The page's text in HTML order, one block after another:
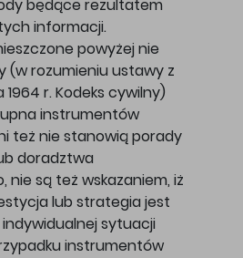
będące rezultatem
informacji.
powyżej nie
(w rozumieniu ustawy z
r. Kodeks cywilny)
instrumentów
też nie stanowią porady
doradztwa
nie są też wskazaniem, iż
lub strategia jest
sytuacji
instrumentów